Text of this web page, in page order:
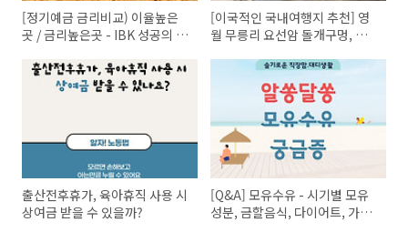
[정기예금 금리비교) 이율높은
곳 / 금리높은곳 - IBK 성공의 법
늘통장(기업)[복리채], IBK D-
Day통장(단기중금채), IBK첫만
[이국적인 국내여행지 추천] 영
월 무릉리 요선암 돌개구멍, 동
미국장교숙소, 대청도 모래사막
해안사구, 가평 이탈리아마을 피
노키오와 다빈치
출산전후휴가, 육아휴직 사용 시
상여금 받을 수 있을까?
[Q&A] 모유수유 - 시기별 모유
성분, 금할음식, 다이어트, 가슴